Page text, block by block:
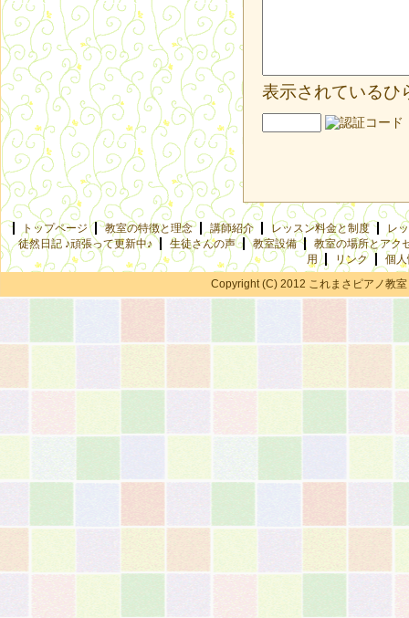
表示されているひ
トップページ 教室の特徴と理念 講師紹介 レッスン料金と制度
レ
徒然日記 ♪頑張って更新中♪
生徒さんの声 教室設備
教室の場所とアク
用
リンク
個
Copyright (C) 2012 これまさピアノ教